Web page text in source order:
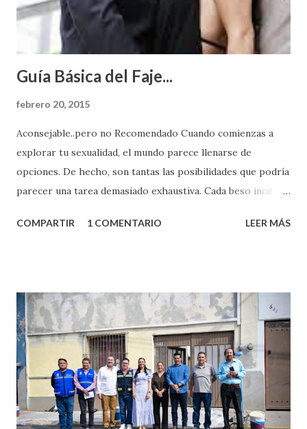
Guía Básica del Faje...
febrero 20, 2015
Aconsejable..pero no Recomendado Cuando comienzas a
explorar tu sexualidad, el mundo parece llenarse de
opciones. De hecho, son tantas las posibilidades que podría
parecer una tarea demasiado exhaustiva. Cada beso incita
partes de ti que jamás hubieras imaginado. El problema es
conoces ni la mitad de lo que deberías saber. Pero incluso
quienes ya han tenido relaciones sexuales no son expertos
o expertas en el tema. Siempre hay algo nuevo que
aprender y nuevas experiencias que conocer. Si eres una
chica y aún no has tenido relaciones sexuales, tal vez
pienses que el sexo será increíble y no puedas esperar para
experimentarlo, pero como cualquier persona con
COMPARTIR 1 COMENTARIO LEER MÁS